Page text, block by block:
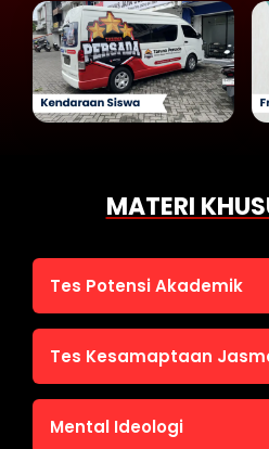
MATERI
Tes Potensi Akademik
Bahasa Indonesia
Penalaran Numerik
Pengetahuan Umum
Tes Kesamaptaan
Jasmani A (Lari 12 menit)
Mental Ideologi